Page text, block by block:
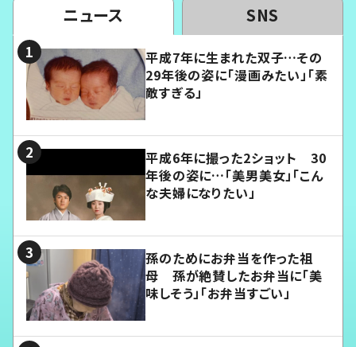
ニュース SNS
平成7年に生まれた双子…その
29年後の姿に「漫画みたい」「素
敵すぎる」
平成6年に撮った2ショット 30
年後の姿に…「美男美女」「こん
な夫婦になりたい」
孫のためにお弁当を作った祖
母 孫が絶賛したお弁当に「美
味しそう」「お弁当すごい」